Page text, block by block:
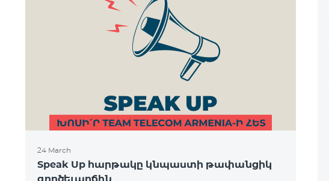
24 March
Speak Up հարթակը կնպաստի թափանցիկ